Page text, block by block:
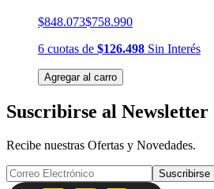
$848.073$758.990
6 cuotas de $126.498 Sin Interés
Agregar al carro
Suscribirse al Newsletter
Recibe nuestras Ofertas y Novedades.
Suscribirse